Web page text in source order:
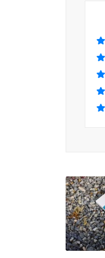
이기에
아픈 사
다른 사
사람들
강물 위
를 느끼
지만 반
아프게
수 있는
사이에
많아지
아닐까
이야기,
불평등에
질병을
이러한
근접해
한가운